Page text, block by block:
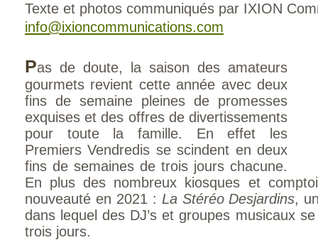
Texte et photos communiqués par IXION
info@ixioncommunications.com
Pas de doute, la saison des amateurs
gourmets revient cette année avec deux
fins de semaine pleines de promesses
exquises et des offres de divertissements
pour toute la famille. En effet les
Premiers Vendredis se scindent en deux
fins de semaines de trois jours chacune.
En plus des nombreux kiosques et
nouveauté en 2021 : La Stéréo Desjardins,
dans lequel des DJ’s et groupes musicaux
trois jours.